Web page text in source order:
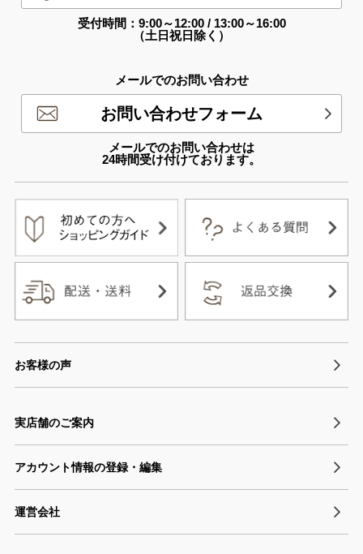
受付時間：9:00～12:00 / 13:00～16:00
（土日祝日除く）
メールでのお問い合わせ
お問い合わせフォーム
メールでのお問い合わせは
24時間受け付けております。
お客様の声
実店舗のご案内
アカウント情報の登録・編集
運営会社